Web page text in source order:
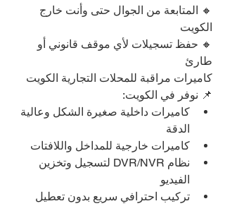
🔸 المتابعة من الجوال حتى وأنت خارج
الكويت
🔸 حفظ تسجيلات لأي موقف قانوني أو
طارئ
كاميرات مراقبة للمحلات التجارية الكويت
📌 نوفر في الكويت:
كاميرات داخلية صغيرة الشكل وعالية
الدقة
كاميرات خارجية للمداخل واللافتات
نظام DVR/NVR لتسجيل وتخزين
الفيديو
تركيب احترافي سريع بدون تعطيل